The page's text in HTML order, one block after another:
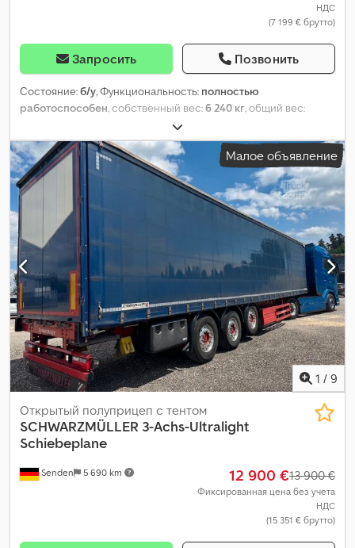
НДС
(7 199 € брутто)
Запросить Позвонить
Состояние:б/у, Функциональность: полностью
работоспособен, собственный вес:6 240 кг, общий вес:
13 840 мм
выпуска:2017,
Малое объявление
1 / 9
Senden 5 690 km
Открытый полуприцеп с тентом
SCHWARZMÜLLER 3-Achs-Ultralight
Schiebeplane
12 900 €13 900 €
Фиксированная цена без учета
НДС
(15 351 € брутто)